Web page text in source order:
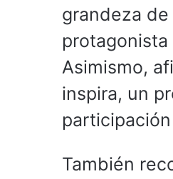
grandeza
Asimismo,
inspira, un
También